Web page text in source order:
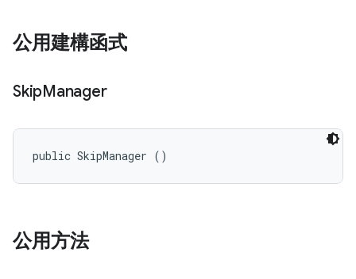
公用建構函式
SkipManager
public SkipManager ()
公用方法